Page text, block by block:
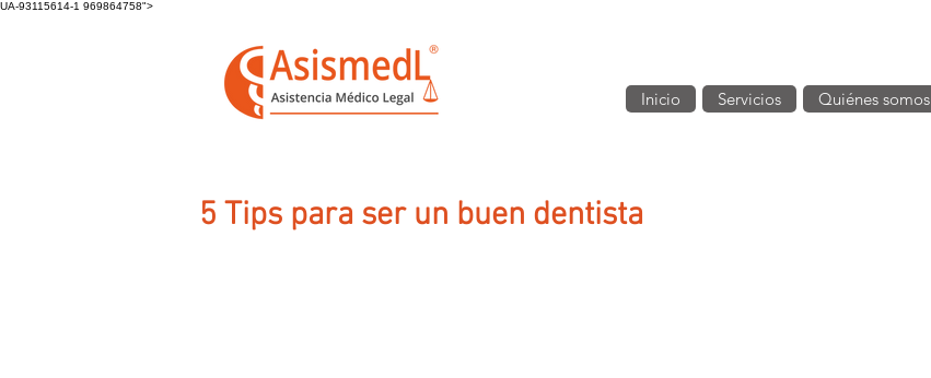
UA-93115614-1 969864758">
Inicio Servicios Quiénes somos
5 Tips para ser un buen dentista